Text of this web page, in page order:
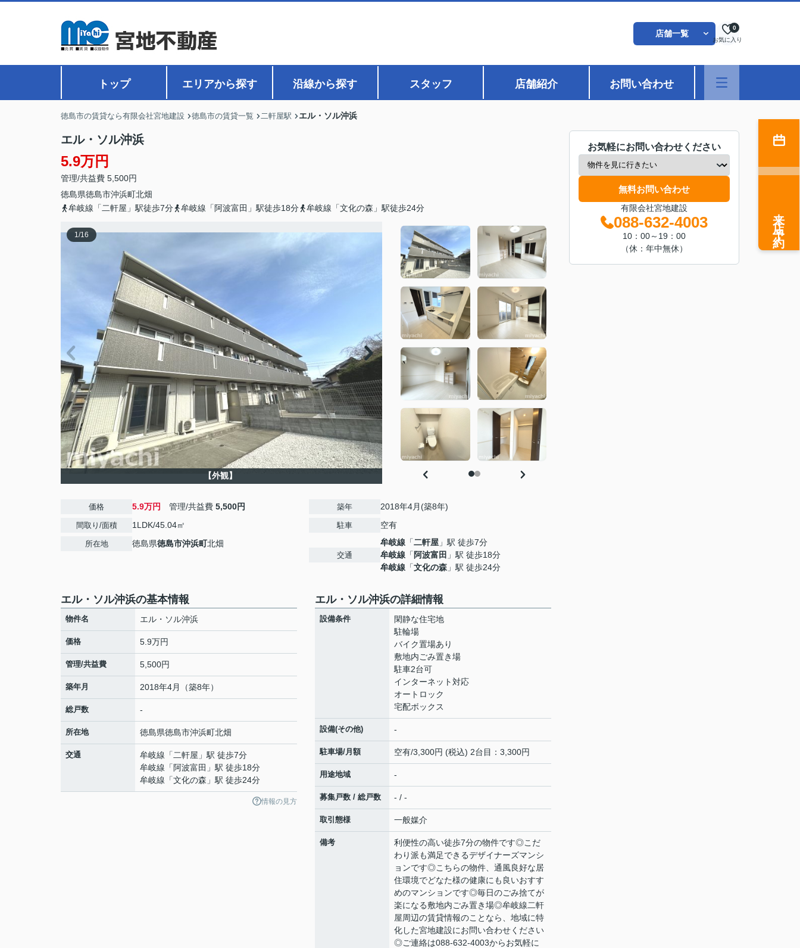
店舗一覧
お気に入り
0
トップ エリアから探す 沿線から探す スタッフ 店舗紹介 お問い合わせ
徳島市の賃貸なら有限会社宮地建設 徳島市の賃貸一覧 二軒屋駅 エル・ソル沖浜
エル・ソル沖浜
5.9万円
管理/共益費 5,500円
徳島県徳島市沖浜町北畑
牟岐線「二軒屋」駅徒歩7分
牟岐線「阿波富田」駅徒歩18分 牟岐線「文化の森」駅徒歩24分
1/16
【外観】
価格 5.9万円 管理/共益費 5,500円
間取り/面積 1LDK/45.04㎡
所在地 徳島県徳島市沖浜町北畑
築年 2018年4月(築8年)
駐車 空有
交通
牟岐線 「二軒屋 」駅 徒歩7分
牟岐線 「 阿波富田 」駅 徒歩18分
牟岐線 「文化の森 」駅 徒歩24分
エル・ソル沖浜の基本情報
物件名 エル・ソル沖浜
価格 5.9万円
管理/共益費 5,500円
築年月 2018年4月（築8年）
総戸数 -
所在地 徳島県徳島市沖浜町北畑
交通 牟岐線 「 二軒屋 」駅 徒歩7分
牟岐線 「 阿波富田 」駅 徒歩18分
牟岐線 「文化の森 」駅 徒歩24分
情報の見方
エル・ソル沖浜の詳細情報
設備条件
閑静な住宅地
駐輪場
バイク置場あり
敷地内ごみ置き場
駐車2台可
インターネット対応
オートロック
宅配ボックス
設備(その他) -
駐車場/月額 空有/3,300円 (税込) 2台目：3,300円
用途地域 -
募集戸数 / 総戸数 - / -
取引態様 一般媒介
備考
利便性の高い徒歩7分の物件です◎こだ
わり派も満足できるデザイナーズマンシ
ョンです◎こちらの物件、通風良好な居
住環境でどなた様の健康にも良いおすす
めのマンションです◎毎日のごみ捨てが
楽になる敷地内ごみ置き場◎牟岐線二軒
屋周辺の賃貸情報のことなら、地域に特
化した宮地建設にお問い合わせください
◎ご連絡は088-632-4003からお気軽に
お気軽にお問い合わせください
無料お問い合わせ
有限会社宮地建設
088-632-4003
10：00～19：00
（休：年中無休）
来店予約